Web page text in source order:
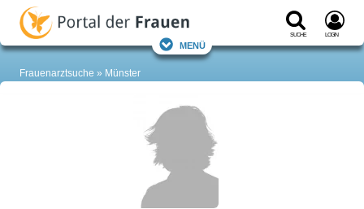
Suche Login
Menü
Frauenarztsuche Münster